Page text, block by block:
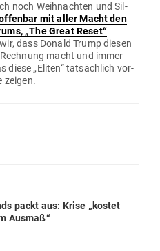
noch Weih­nachten und Sil­
mit aller Macht den
„The Great Reset“
dass Donald Trump diesen
macht und immer
diese „Eliten“ tat­sächlich vor­
zeigen.
packt aus: Krise „kostet
Ausmaß“